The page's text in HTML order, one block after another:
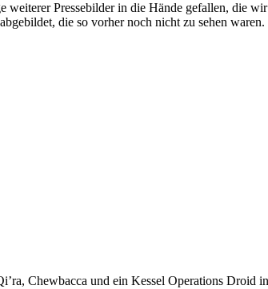
weiterer Pressebilder in die Hände gefallen, die
die so vorher noch nicht zu sehen
Chewbacca und ein Kessel Operations Droid